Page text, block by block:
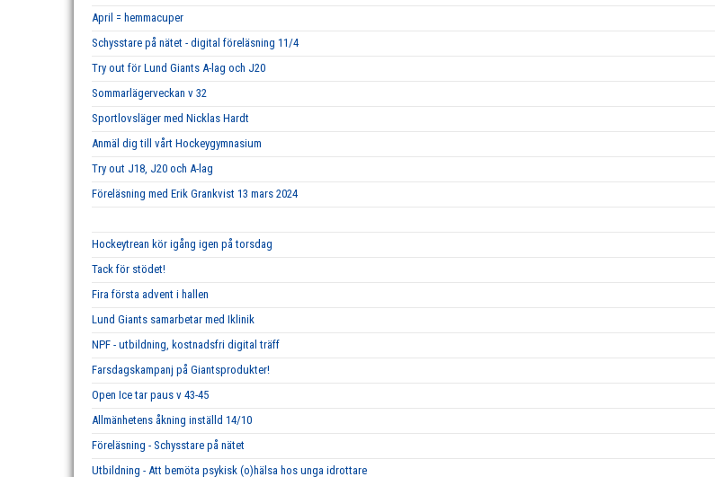
April = hemmacuper
Schysstare på nätet - digital föreläsning 11/4
Try out för Lund Giants A-lag och J20
Sommarlägerveckan v 32
Sportlovsläger med Nicklas Hardt
Anmäl dig till vårt Hockeygymnasium
Try out J18, J20 och A-lag
Föreläsning med Erik Grankvist 13 mars 2024
Hockeytrean kör igång igen på torsdag
Tack för stödet!
Fira första advent i hallen
Lund Giants samarbetar med Iklinik
NPF - utbildning, kostnadsfri digital träff
Farsdagskampanj på Giantsprodukter!
Open Ice tar paus v 43-45
Allmänhetens åkning inställd 14/10
Föreläsning - Schysstare på nätet
Utbildning - Att bemöta psykisk (o)hälsa hos unga idrottare